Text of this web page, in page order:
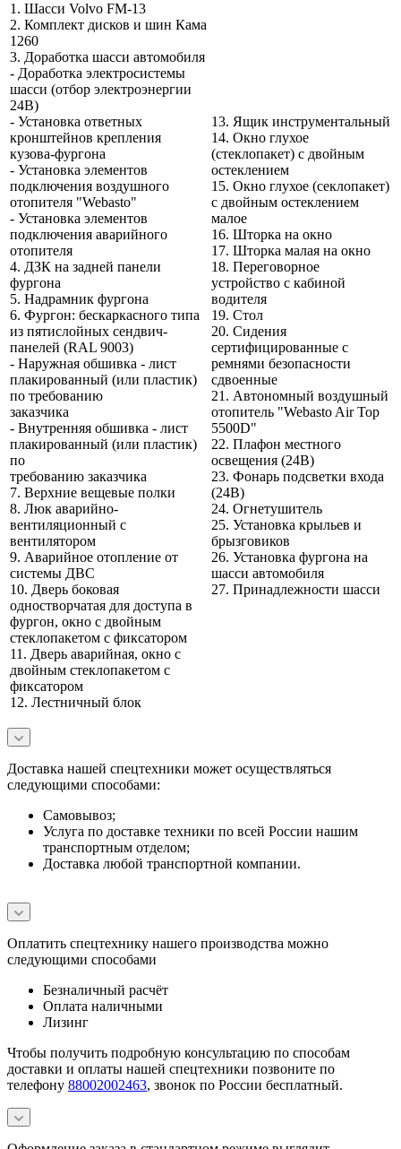
1. Шасси Volvo FM-13
2. Комплект дисков и шин Кама
1260
3. Доработка шасси автомобиля
- Доработка электросистемы
шасси (отбор электроэнергии
24В)
- Установка ответных
кронштейнов крепления
кузова-фургона
- Установка элементов
подключения воздушного
отопителя "Webasto"
- Установка элементов
подключения аварийного
отопителя
4. ДЗК на задней панели
фургона
5. Надрамник фургона
6. Фургон: бескаркасного типа
из пятислойных сендвич-
панелей (RAL 9003)
- Наружная обшивка - лист
плакированный (или пластик)
по требованию
заказчика
- Внутренняя обшивка - лист
плакированный (или пластик)
по
требованию заказчика
7. Верхние вещевые полки
8. Люк аварийно-
вентиляционный с
вентилятором
9. Аварийное отопление от
системы ДВС
10. Дверь боковая
одностворчатая для доступа в
фургон, окно с двойным
стеклопакетом с фиксатором
11. Дверь аварийная, окно с
двойным стеклопакетом с
фиксатором
12. Лестничный блок
13. Ящик инструментальный
14. Окно глухое
(стеклопакет) с двойным
остеклением
15. Окно глухое (секлопакет)
с двойным остеклением
малое
16. Шторка на окно
17. Шторка малая на окно
18. Переговорное
устройство с кабиной
водителя
19. Стол
20. Сидения
сертифицированные с
ремнями безопасности
сдвоенные
21. Автономный воздушный
отопитель "Webasto Air Top
5500D"
22. Плафон местного
освещения (24В)
23. Фонарь подсветки входа
(24В)
24. Огнетушитель
25. Установка крыльев и
брызговиков
26. Установка фургона на
шасси автомобиля
27. Принадлежности шасси
Доставка нашей спецтехники может осуществляться
следующими способами:
Самовывоз;
Услуга по доставке техники по всей России нашим
транспортным отделом;
Доставка любой транспортной компании.
Оплатить спецтехнику нашего производства можно
следующими способами
Безналичный расчёт
Оплата наличными
Лизинг
Чтобы получить подробную консультацию по способам
доставки и оплаты нашей спецтехники позвоните по
телефону 88002002463, звонок по России бесплатный.